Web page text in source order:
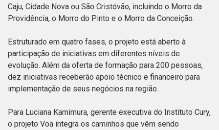
Caju, Cidade Nova ou São Cristóvão, incluindo o Morro da
Providência, o Morro do Pinto e o Morro da Conceição.
Estruturado em quatro fases, o projeto está aberto à
participação de iniciativas em diferentes níveis de
evolução. Além da oferta de formação para 200 pessoas,
dez iniciativas receberão apoio técnico e financeiro para
implementação de seus negócios na região.
Para Luciana Kamimura, gerente executiva do Instituto Cury,
o projeto Voa integra os caminhos que vêm sendo